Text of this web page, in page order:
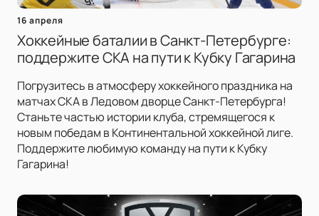
16 апреля
Хоккейные баталии в Санкт-Петербурге:
поддержите СКА на пути к Кубку Гагарина
Погрузитесь в атмосферу хоккейного праздника на
матчах СКА в Ледовом дворце Санкт-Петербурга!
Станьте частью истории клуба, стремящегося к
новым победам в Континентальной хоккейной лиге.
Поддержите любимую команду на пути к Кубку
Гагарина!